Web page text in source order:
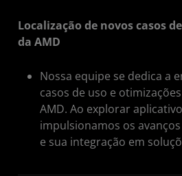
Localização de novos casos
da AMD
Nossa equipe se dedica a
casos de uso e
AMD. Ao explorar
impulsionamos os
e sua integração em